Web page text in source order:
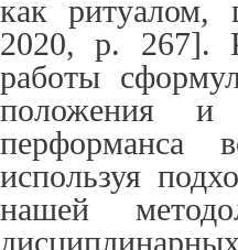
как ритуалом,
2020, p. 267].
работы
положения и
перформанса
используя
нашей